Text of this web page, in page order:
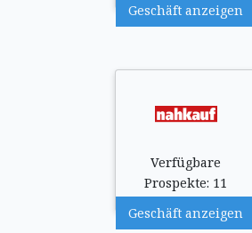
Geschäft anzeigen
Verfügbare
Prospekte: 11
Geschäft anzeigen